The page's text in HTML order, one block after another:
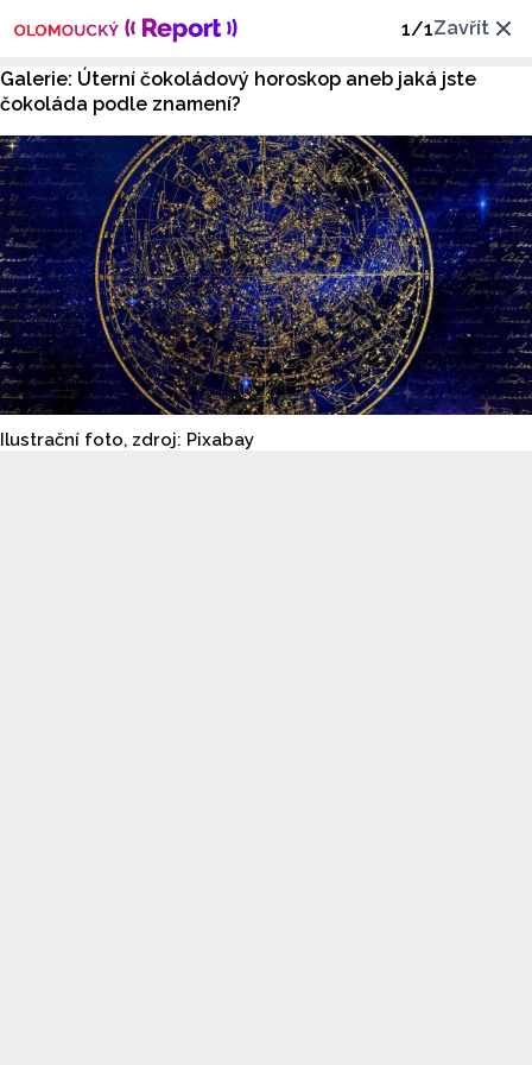
1/1Zavřít
Galerie: Úterní čokoládový horoskop aneb jaká jste
čokoláda podle znamení?
Ilustrační foto, zdroj: Pixabay